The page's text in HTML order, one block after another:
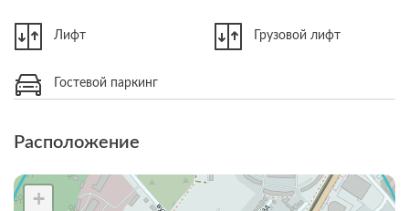
Лифт Грузовой лифт
Гостевой паркинг
Расположение
+